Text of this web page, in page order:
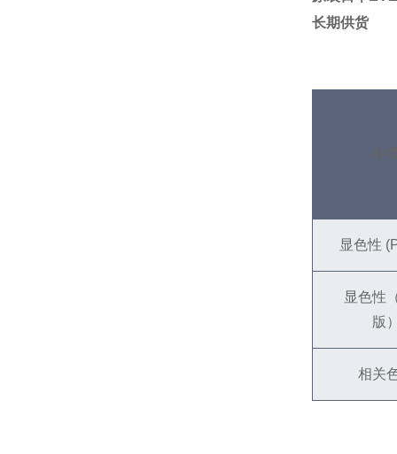
长期供货
显色性
显色性
版
相关